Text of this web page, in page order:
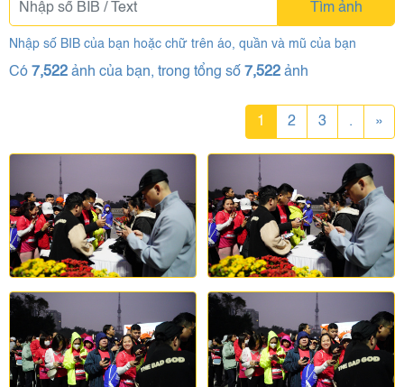
Tìm ảnh
Nhập số BIB của bạn hoặc chữ trên áo, quần và mũ của bạn
Có 7,522 ảnh của bạn, trong tổng số 7,522 ảnh
1 2 3 . »